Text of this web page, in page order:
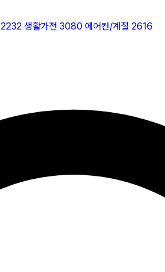
2232 생활가전 3080 에어컨/계절 2616